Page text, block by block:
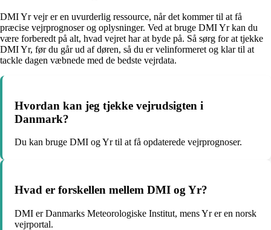
DMI Yr vejr er en uvurderlig ressource, når det kommer til at få
præcise vejrprognoser og oplysninger. Ved at bruge DMI Yr kan du
være forberedt på alt, hvad vejret har at byde på. Så sørg for at tjekke
DMI Yr, før du går ud af døren, så du er velinformeret og klar til at
tackle dagen væbnede med de bedste vejrdata.
Hvordan kan jeg tjekke vejrudsigten i
Danmark?
Du kan bruge DMI og Yr til at få opdaterede vejrprognoser.
Hvad er forskellen mellem DMI og Yr?
DMI er Danmarks Meteorologiske Institut, mens Yr er en norsk
vejrportal.